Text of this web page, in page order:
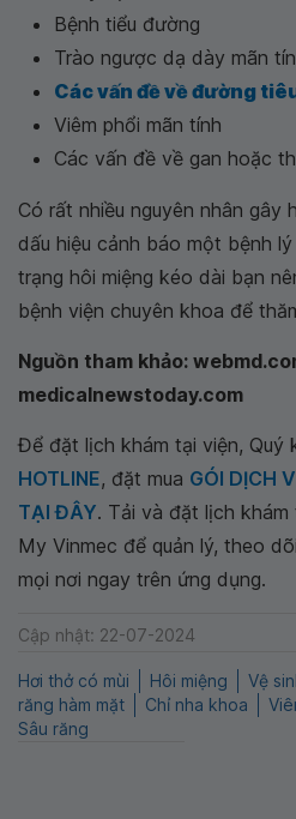
Bệnh tiểu đường
Trào ngược dạ dày mãn
Các vấn đề về đường
Viêm phổi mãn tính
Các vấn đề về gan hoặc
Có rất nhiều nguyên nhân gây
dấu hiệu cảnh báo một bệnh
trạng hôi miệng kéo dài bạn
bệnh viện chuyên khoa để
Nguồn tham khảo:
medicalnewstoday.com
Để đặt lịch khám tại viện, Quý
HOTLINE, đặt mua GÓI DỊCH
TẠI ĐÂY. Tải và đặt lịch
My Vinmec để quản lý, theo
mọi nơi ngay trên ứng dụng.
Cập nhật: 22-07-2024
Hơi thở có mùi Hôi miệng
Vệ
răng hàm mặt
Chỉ nha khoa
Sâu răng